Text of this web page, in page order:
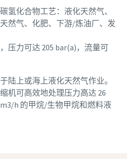
氢化合物工艺：液化天然气、
然气、化肥、下游/炼油厂、发
压力可达 205 bar(a)，流量可
陆上或海上液化天然气作业。
机可高效地处理压力高达 26
h 的甲烷/生物甲烷和燃料液